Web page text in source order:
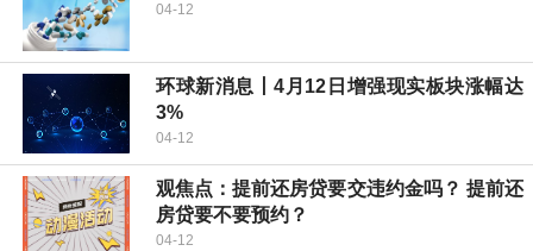
04-12
环球新消息丨4月12日增强现实板块涨幅达
3%
04-12
观焦点：提前还房贷要交违约金吗？ 提前还
房贷要不要预约？
04-12